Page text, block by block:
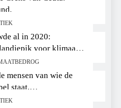
al in 2020:
voor klimaat
mensen van wie de
staat,